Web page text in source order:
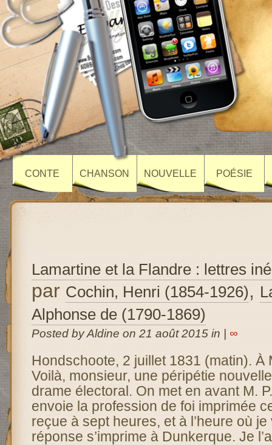
CONTE CHANSON NOUVELLE POÉSIE
Lamartine et la Flandre : lettres
par Cochin, Henri (1854-1926),
Alphonse de (1790-1869)
Posted by Aldine on 21 août 2015 in | ∞
Hondschoote, 2 juillet 1831 (matin). À
Voilà, monsieur, une péripétie
drame électoral. On met en avant M.
envoie la profession de foi imprimée
reçue à sept heures, et à l’heure où
réponse s’imprime à Dunkerque. Je